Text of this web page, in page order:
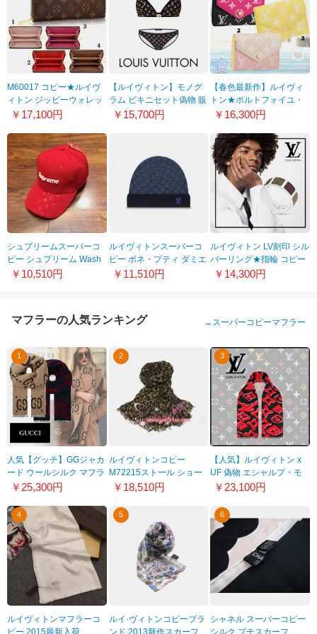
M60017 コピー★ルイヴ
ィトン ジッピーウォレッ
ト 偽物★モノグラム ルイ
￥17,100円
【ルイヴィトン】モノグ
ラム ビキニセット偽物 販
売 1A92DJ
￥15,700円
【春色最新作】ルイヴィ
トン★ポルトフォイユ・
ヴィクトリーヌ
￥16,300円
シュプリームスーパーコ
ピー シュプリーム Wash
Chino Twill Camp Cap
￥10,510円
ルイヴィトンスーパーコ
ピー ボネ・プティ ダミエ
M70266
￥11,510円
ルイヴィトン LV刻印 シル
バーリング★指輪 コピー
M0089M
￥14,300円
マフラーの人気ランキング → スーパーコピーマフラー
1
人気【グッチ】GGジャカ
ード ウールシルク マフラ
ー 国内発送 495592
￥25,300円
2
ルイヴィトンコピー
M72215ストール ショー
ル エトール・レオパード
￥18,510円
3
【人気】ルイヴィトン x
UF 偽物 エシャルプ・モ
ノグラム スカーフ
￥23,100円
4
ルイヴィトンマフラーコ
ピー 2015最新入荷
5
ルイ·ヴィトンコピーブラ
ンド 2013新作スカーフ
6
シャネル スーパーコピー
シルク プチスカーフ